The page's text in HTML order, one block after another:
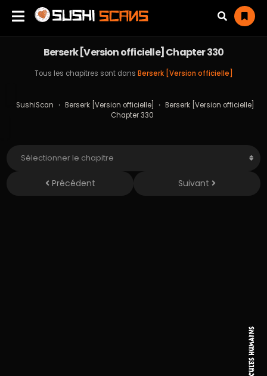
Berserk [Version officielle] Chapter 330
Tous les chapitres sont dans Berserk [Version officielle]
SushiScan › Berserk [Version officielle] › Berserk [Version officielle]
Chapter 330
Précédent Suivant